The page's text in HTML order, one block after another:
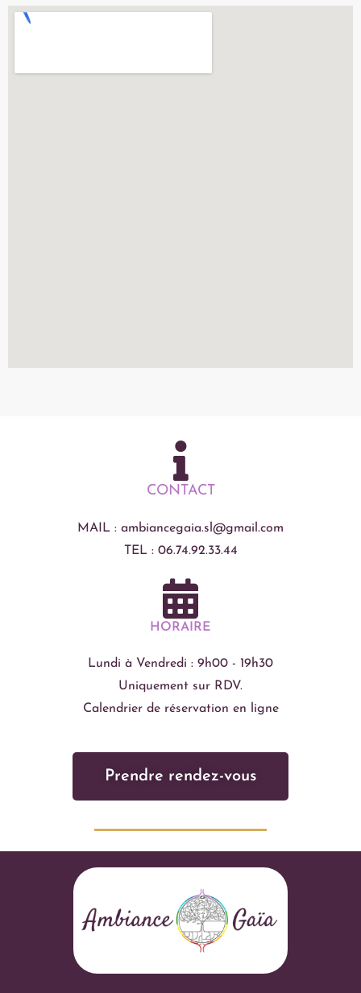
CONTACT
MAIL : ambiancegaia.sl@gmail.com
TEL : 06.74.92.33.44
HORAIRE
Lundi à Vendredi : 9h00 - 19h30
Uniquement sur RDV.
Calendrier de réservation en ligne
Prendre rendez-vous